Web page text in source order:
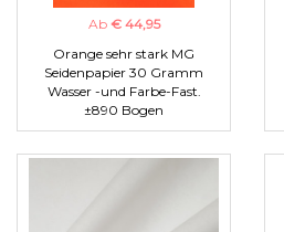
Ab € 44,95
Orange sehr stark MG
Seidenpapier 30 Gramm
Wasser -und Farbe-Fast.
±890 Bogen